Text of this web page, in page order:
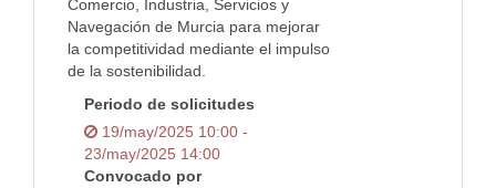
Comercio, Industria, Servicios y
Navegación de Murcia para mejorar
la competitividad mediante el impulso
de la sostenibilidad.
Periodo de solicitudes
19/may/2025 10:00 -
23/may/2025 14:00
Convocado por